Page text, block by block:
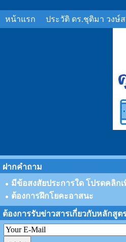
หน้าแรก ประวัติ ดร.ชุติมา วงษ์
ฝากคำถาม
มีข้อสงสัยประการใด โปรดคลิก
ต้องการฝึกโยคะอาสนะ
ต้องการรับข่าวสารเกี่ยวกับหลักสูต